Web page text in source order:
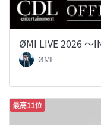
ØMI LIVE 2026 〜
ØMI
最高11位